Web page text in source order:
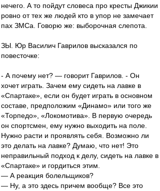
нечего. А то пойдут словеса про кресты Джикии
ровно от тех же людей кто в упор не замечает
пах ЗМСа. Говорю же: выборочная слепота.
ЗЫ. Юр Василич Гаврилов высказался по
повесточке:
- А почему нет? — говорит Гаврилов. - Он
хочет играть. Зачем ему сидеть на лавке в
«Спартаке», если он будет играть в основном
составе, предположим «Динамо» или того же
«Торпедо», «Локомотива». В первую очередь
он спортсмен, ему нужно выходить на поле.
Нужно расти и проявлять себя. Возможно ли
это делать на лавке? Думаю, что нет! Это
неправильный подход к делу, сидеть на лавке в
«Спартаке» и гордиться этим.
— А реакция болельщиков?
— Ну, а это здесь причем вообще? Все это